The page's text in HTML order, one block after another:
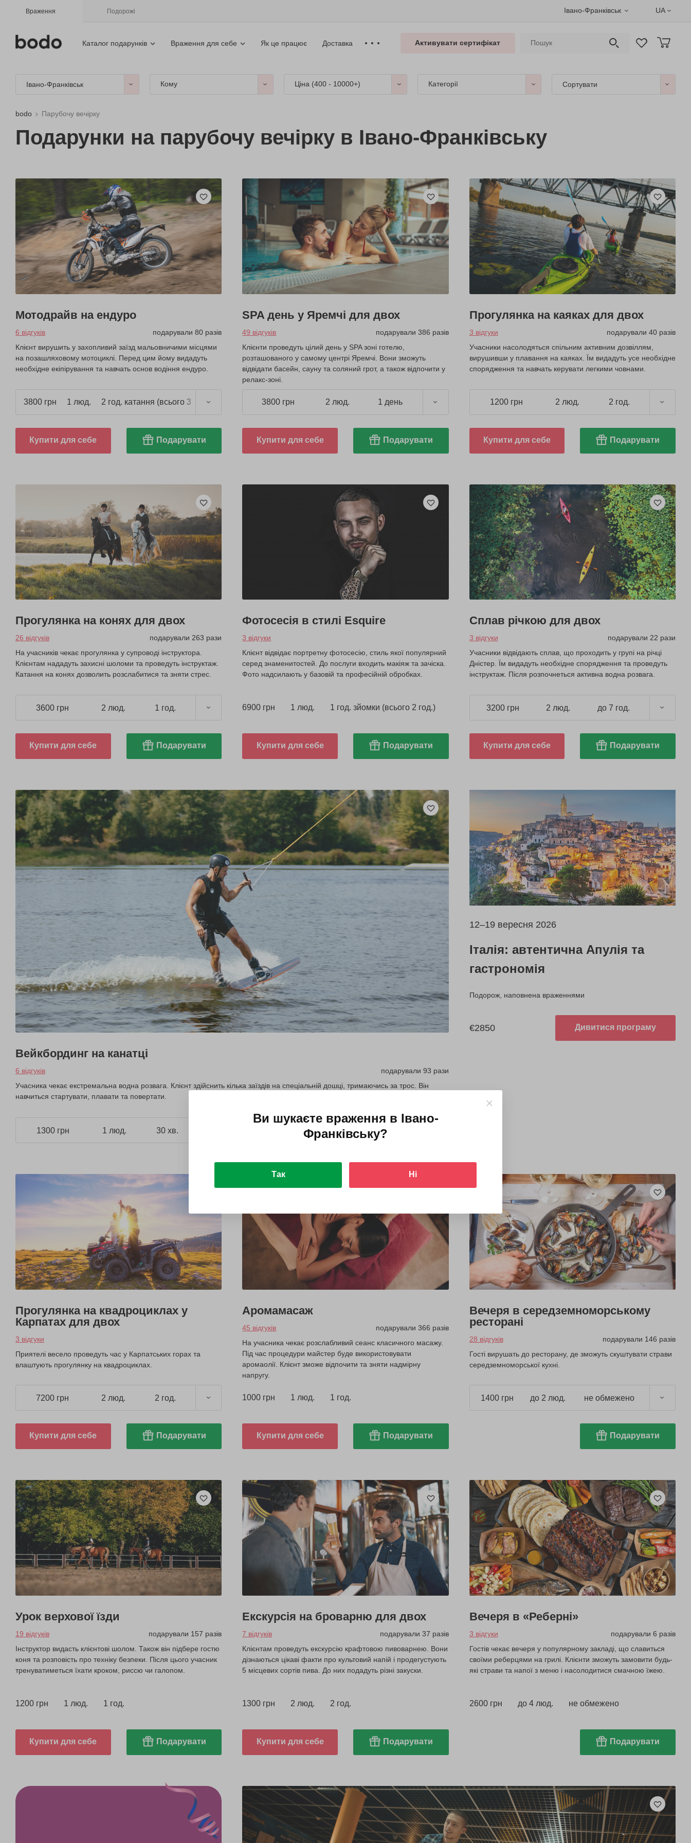
Враження Подорожі Івано-Франківськ UA
Каталог подарунків Враження для себе Як це працює Доставка Активувати сертифікат
Івано-Франківськ Кому Ціна (400 - 10000+) Категорії Сортувати
bodo Парубочу вечірку
Подарунки на парубочу вечірку в Івано-Франківську
Мотодрайв на ендуро
6 відгуків
подарували 80 разів
Клієнт вирушить у захопливий заїзд мальовничими місцями
на позашляховому мотоциклі. Перед цим йому видадуть
необхідне екіпірування та навчать основ водіння ендуро.
3800 грн 1 люд. 2 год. катання (всього 3 год.)
Купити для себе Подарувати
SPA день у Яремчі для двох
49 відгуків
подарували 386 разів
Клієнти проведуть цілий день у SPA зоні готелю,
розташованого у самому центрі Яремчі. Вони зможуть
відвідати басейн, сауну та соляний грот, а також відпочити у
релакс-зоні.
3800 грн 2 люд. 1 день
Купити для себе Подарувати
Прогулянка на каяках для двох
3 відгуки
подарували 40 разів
Учасники насолодяться спільним активним дозвіллям,
вирушивши у плавання на каяках. Їм видадуть усе необхідне
спорядження та навчать керувати легкими човнами.
1200 грн 2 люд. 2 год.
Купити для себе Подарувати
Прогулянка на конях для двох
26 відгуків
подарували 263 рази
На учасників чекає прогулянка у супроводі інструктора.
Клієнтам нададуть захисні шоломи та проведуть інструктаж.
Катання на конях дозволить розслабитися та зняти стрес.
3600 грн 2 люд. 1 год.
Купити для себе Подарувати
Фотосесія в стилі Esquire
3 відгуки
Клієнт відвідає портретну фотосесію, стиль якої популярний
серед знаменитостей. До послуги входить макіяж та зачіска.
Фото надсилають у базовій та професійній обробках.
6900 грн 1 люд. 1 год. зйомки (всього 2 год.)
Купити для себе Подарувати
Сплав річкою для двох
3 відгуки
подарували 22 рази
Учасники відвідають сплав, що проходить у групі на річці
Дністер. Їм видадуть необхідне спорядження та проведуть
інструктаж. Після розпочнеться активна водна розвага.
3200 грн 2 люд. до 7 год.
Купити для себе Подарувати
Вейкбординг на канатці
6 відгуків
подарували 93 рази
Учасника чекає екстремальна водна розвага. Клієнт здійснить кілька заїздів на спеціальній дошці, тримаючись за трос. Він
навчиться стартувати, плавати та повертати.
1300 грн 1 люд. 30 хв. Купити для себе Подарувати
12–19 вересня 2026
Італія: автентична Апулія та
гастрономія
Подорож, наповнена враженнями
€2850 Дивитися програму
Прогулянка на квадроциклах у
Карпатах для двох
3 відгуки
Приятелі весело проведуть час у Карпатських горах та
влаштують прогулянку на квадроциклах.
7200 грн 2 люд. 2 год.
Купити для себе Подарувати
Аромамасаж
45 відгуків
подарували 366 разів
На учасника чекає розслабливий сеанс класичного масажу.
Під час процедури майстер буде використовувати
аромаолії. Клієнт зможе відпочити та зняти надмірну
напругу.
1000 грн 1 люд. 1 год.
Купити для себе Подарувати
Вечеря в середземноморському
ресторані
28 відгуків
подарували 146 разів
Гості вирушать до ресторану, де зможуть скуштувати страви
середземноморської кухні.
1400 грн до 2 люд. не обмежено
Подарувати
Урок верхової їзди
19 відгуків
подарували 157 разів
Інструктор видасть клієнтові шолом. Також він підбере гостю
коня та розповість про техніку безпеки. Після цього учасник
тренуватиметься їхати кроком, риссю чи галопом.
1200 грн 1 люд. 1 год.
Купити для себе Подарувати
Екскурсія на броварню для двох
7 відгуків
подарували 37 разів
Клієнтам проведуть екскурсію крафтовою пивоварнею. Вони
дізнаються цікаві факти про культовий напій і продегустують
5 місцевих сортів пива. До них подадуть різні закуски.
1300 грн 2 люд. 2 год.
Купити для себе Подарувати
Вечеря в «Реберні»
3 відгуки
подарували 6 разів
Гостів чекає вечеря у популярному закладі, що славиться
своїми реберцями на грилі. Клієнти зможуть замовити будь-
які страви та напої з меню і насолодитися смачною їжею.
2600 грн до 4 люд. не обмежено
Подарувати
Ви шукаєте враження в Івано-
Франківську?
Так Ні